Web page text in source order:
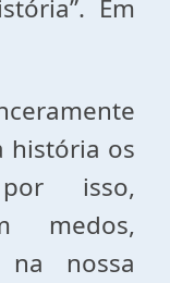
Em
história os
isso,
medos,
na nossa